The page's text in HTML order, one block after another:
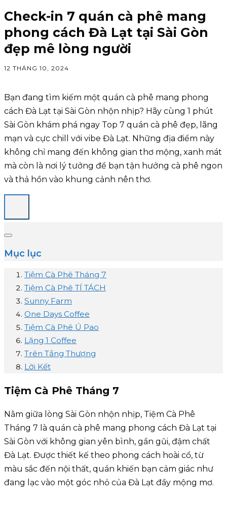
Check-in 7 quán cà phê mang
phong cách Đà Lạt tại Sài Gòn
đẹp mê lòng người
12 THÁNG 10, 2024
Bạn đang tìm kiếm một quán cà phê mang phong
cách Đà Lạt tại Sài Gòn nhộn nhịp? Hãy cùng 1 phút
Sài Gòn khám phá ngay Top 7 quán cà phê đẹp, lãng
mạn và cực chill với vibe Đà Lạt. Những địa điểm này
không chỉ mang đến không gian thơ mộng, xanh mát
mà còn là nơi lý tưởng để bạn tận hưởng cà phê ngon
và thả hồn vào khung cảnh nên thơ.
Mục lục
Tiệm Cà Phê Tháng 7
Tiệm Cà Phê TÍ TÁCH
Sunny Farm
One Days Coffee
Tiệm Cà Phê Ú Pao
Lặng 1 Coffee
Trên Tầng Thượng
Lời Kết
Tiệm Cà Phê Tháng 7
Nằm giữa lòng Sài Gòn nhộn nhịp, Tiệm Cà Phê
Tháng 7 là quán cà phê mang phong cách Đà Lạt tại
Sài Gòn với không gian yên bình, gần gũi, đậm chất
Đà Lạt. Được thiết kế theo phong cách hoài cổ, từ
màu sắc đến nội thất, quán khiến bạn cảm giác như
đang lạc vào một góc nhỏ của Đà Lạt đầy mộng mơ.